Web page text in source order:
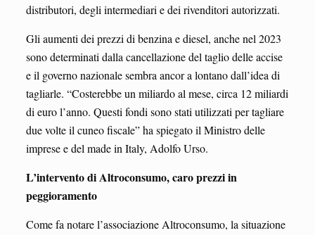
distributori, degli intermediari e dei rivenditori autorizzati.
Gli aumenti dei prezzi di benzina e diesel, anche nel 2023
sono determinati dalla cancellazione del taglio delle accise
e il governo nazionale sembra ancor a lontano dall’idea di
tagliarle. “Costerebbe un miliardo al mese, circa 12 miliardi
di euro l’anno. Questi fondi sono stati utilizzati per tagliare
due volte il cuneo fiscale” ha spiegato il Ministro delle
imprese e del made in Italy, Adolfo Urso.
L’intervento di Altroconsumo, caro prezzi in
peggioramento
Come fa notare l’associazione Altroconsumo, la situazione